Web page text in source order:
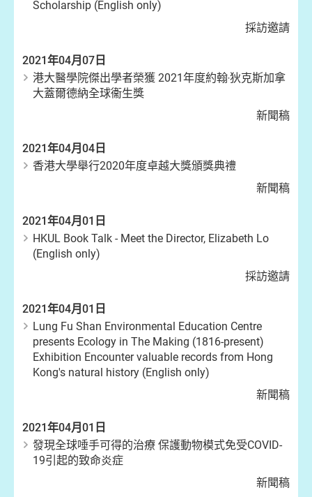
Scholarship (English only)
採訪邀請
2021年04月07日
港大醫學院傑出學者榮獲 2021年度約翰‧狄克斯加拿
大蓋爾德納全球衞生獎
新聞稿
2021年04月04日
香港大學舉行2020年度卓越大獎頒獎典禮
新聞稿
2021年04月01日
HKUL Book Talk - Meet the Director, Elizabeth Lo
(English only)
採訪邀請
2021年04月01日
Lung Fu Shan Environmental Education Centre
presents Ecology in The Making (1816-present)
Exhibition Encounter valuable records from Hong
Kong's natural history (English only)
新聞稿
2021年04月01日
發現全球唾手可得的治療 保護動物模式免受COVID-
19引起的致命炎症
新聞稿